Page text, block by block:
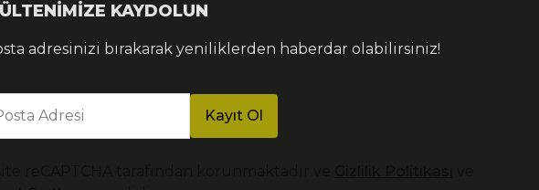
KAYDOLUN
adresinizi bırakarak yeniliklerden haberdar olabilirsiniz!
Adresi Kayıt Ol